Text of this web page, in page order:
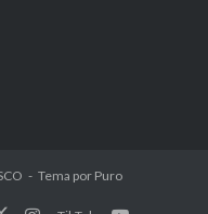
Tema por Puro